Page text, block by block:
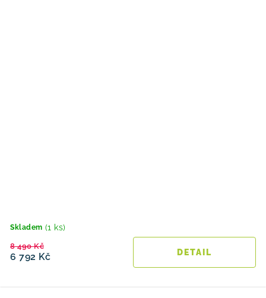
Skladem (1 ks)
6 792 Kč
8 490 Kč